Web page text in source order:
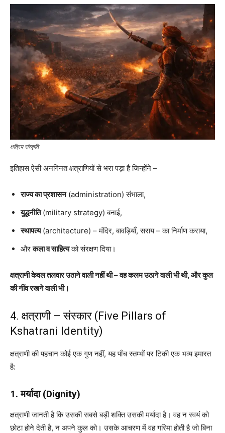
क्षत्रिय संस्कृति
इतिहास ऐसी अनगिनत क्षत्राणियों से भरा पड़ा है जिन्होंने –
राज्य का प्रशासन(administration) संभाला,
युद्धनीति(military strategy) बनाई,
स्थापत्य(architecture) – मंदिर, बावड़ियाँ, सराय – का निर्माण कराया,
औरकला व साहित्यको संरक्षण दिया।
क्षत्राणी केवल तलवार उठाने वाली नहीं थी – वह कलम उठाने वाली भी थी, और कुल
की नींव रखने वाली भी।
4. क्षत्राणी – संस्कार (Five Pillars of
Kshatrani Identity)
क्षत्राणी की पहचान कोई एक गुण नहीं, यह पाँच स्तम्भों पर टिकी एक भव्य इमारत
है:
1. मर्यादा (Dignity)
क्षत्राणी जानती है कि उसकी सबसे बड़ी शक्ति उसकी मर्यादा है। वह न स्वयं को
छोटा होने देती है, न अपने कुल को। उसके आचरण में वह गरिमा होती है जो बिना